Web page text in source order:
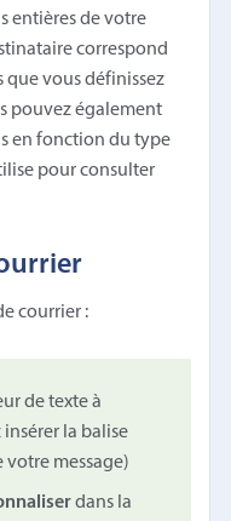
entières de votre
correspond
que vous définissez
pouvez également
en fonction du type
pour consulter
courrier :
de texte à
la balise
votre message)
dans la